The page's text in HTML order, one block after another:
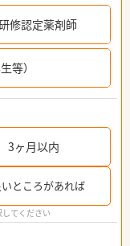
修認定薬剤師
等）
3ヶ月以内
いところがあれば
てください